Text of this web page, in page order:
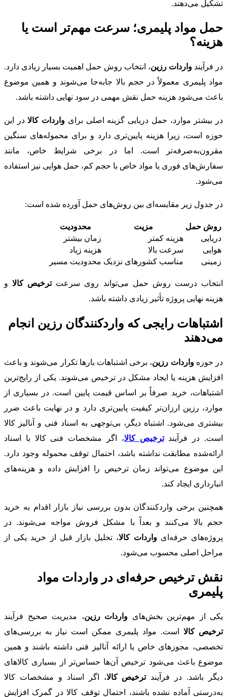
تشکیل می‌دهند.
حمل مواد پلیمری؛ سرعت مهم‌تر است یا
هزینه؟
در فرآیندواردات رزین، انتخاب روش حمل اهمیت بسیار زیادی دارد.
مواد پلیمری معمولاً در حجم بالا جابه‌جا می‌شوند و همین موضوع
باعث می‌شود هزینه حمل نقش مهمی در سود نهایی داشته باشد.
در بیشتر موارد، حمل دریایی گزینه اصلی برای واردات کالادر این
حوزه است، زیرا هزینه پایین‌تری دارد و برای محموله‌های سنگین
مقرون‌به‌صرفه‌تر است. اما در برخی شرایط خاص، مانند
سفارش‌های فوری یا مواد خاص با حجم کم، حمل هوایی نیز استفاده
می‌شود.
در جدول زیر مقایسه‌ای بین روش‌های حمل آورده شده است:
روش حمل مزیت
محدودیت
دریایی
هزینه کمتر
زمان بیشتر
هوایی
سرعت بالا
هزینه زیاد
زمینی
مناسب کشورهای نزدیک محدودیت مسیر
انتخاب درست روش حمل می‌تواند روی سرعتترخیص کالاو
هزینه نهایی پروژه تأثیر زیادی داشته باشد.
اشتباهات رایجی که واردکنندگان رزین انجام
می‌دهند
در حوزهواردات رزین، برخی اشتباهات بارها تکرار می‌شوند و باعث
افزایش هزینه یا ایجاد مشکل در ترخیص می‌شوند. یکی از رایج‌ترین
اشتباهات، خرید صرفاً بر اساس قیمت پایین است. در بسیاری از
موارد، رزین ارزان‌تر کیفیت پایین‌تری دارد و در نهایت باعث ضرر
بیشتری می‌شود. اشتباه دیگر، بی‌توجهی به اسناد فنی و آنالیز کالا
است. در فرآیندترخیص کالا، اگر مشخصات فنی کالا با اسناد
ارائه‌شده مطابقت نداشته باشد، احتمال توقف محموله وجود دارد.
این موضوع می‌تواند زمان ترخیص را افزایش داده و هزینه‌های
انبارداری ایجاد کند.
همچنین برخی واردکنندگان بدون بررسی نیاز بازار اقدام به خرید
حجم بالا می‌کنند و بعداً با مشکل فروش مواجه می‌شوند. در
پروژه‌های حرفه‌ایواردات کالا، تحلیل بازار قبل از خرید یکی از
مراحل اصلی محسوب می‌شود.
نقش ترخیص حرفه‌ای در واردات مواد
پلیمری
یکی از مهم‌ترین بخش‌های واردات رزین، مدیریت صحیح فرآیند
ترخیص کالا است. مواد پلیمری ممکن است نیاز به بررسی‌های
تخصصی، مجوزهای خاص یا ارائه آنالیز فنی داشته باشند و همین
موضوع باعث می‌شود ترخیص آن‌ها حساس‌تر از بسیاری کالاهای
دیگر باشد. در فرآیندترخیص کالا، اگر اسناد و مشخصات کالا
به‌درستی آماده نشده باشند، احتمال توقف کالا در گمرک افزایش